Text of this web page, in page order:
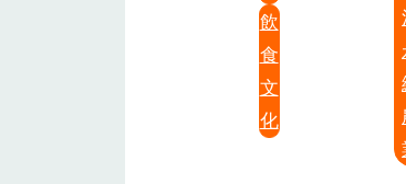
飲
食
文
化